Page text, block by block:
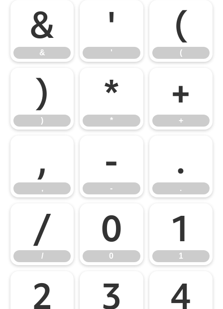
&
&
'
'
(
(
)
)
*
*
+
+
,
,
-
-
.
.
/
/
0
0
1
1
2 3 4